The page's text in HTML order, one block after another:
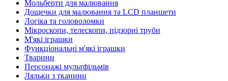
Мольберти для малювання
Дощечки для малювання та LCD планшети
Логіка та головоломки
Мікроскопи, телескопи, підзорні труби
М'які іграшки
Функціональні м'які іграшки
Тварини
Персонажі мультфільмів
Ляльки з тканини